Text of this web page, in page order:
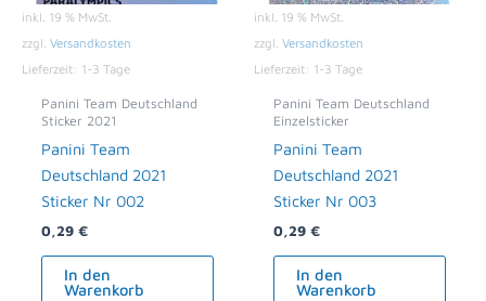
inkl. 19 % MwSt.
zzgl. Versandkosten
Lieferzeit: 1-3 Tage
Panini Team Deutschland
Sticker 2021
Panini Team
Deutschland 2021
Sticker Nr 002
0,29 €
In den
Warenkorb
inkl. 19 % MwSt.
zzgl. Versandkosten
Lieferzeit: 1-3 Tage
Panini Team Deutschland
Einzelsticker
Panini Team
Deutschland 2021
Sticker Nr 003
0,29 €
In den
Warenkorb